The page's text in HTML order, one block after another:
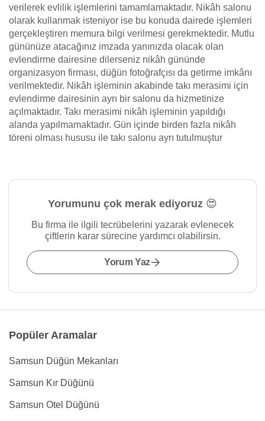
verilerek evlilik işlemlerini tamamlamaktadır. Nikâh salonu
olarak kullanmak isteniyor ise bu konuda dairede işlemleri
gerçekleştiren memura bilgi verilmesi gerekmektedir. Mutlu
gününüze atacağınız imzada yanınızda olacak olan
evlendirme dairesine dilerseniz nikâh gününde
organizasyon firması, düğün fotoğrafçısı da getirme imkânı
verilmektedir. Nikâh işleminin akabinde takı merasimi için
evlendirme dairesinin ayrı bir salonu da hizmetinize
açılmaktadır. Takı merasimi nikâh işleminin yapıldığı
alanda yapılmamaktadır. Gün içinde birden fazla nikâh
töreni olması hususu ile takı salonu ayrı tutulmuştur
Yorumunu çok merak ediyoruz 😍
Bu firma ile ilgili tecrübelerini yazarak evlenecek
çiftlerin karar sürecine yardımcı olabilirsin.
Yorum Yaz
Popüler Aramalar
Samsun Düğün Mekanları
Samsun Kır Düğünü
Samsun Otel Düğünü